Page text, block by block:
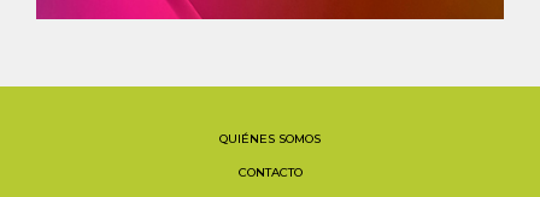
QUIÉNES SOMOS
CONTACTO